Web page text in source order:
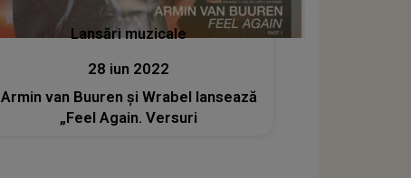
Lansări muzicale
28 iun 2022
Armin van Buuren și Wrabel lansează
„Feel Again. Versuri